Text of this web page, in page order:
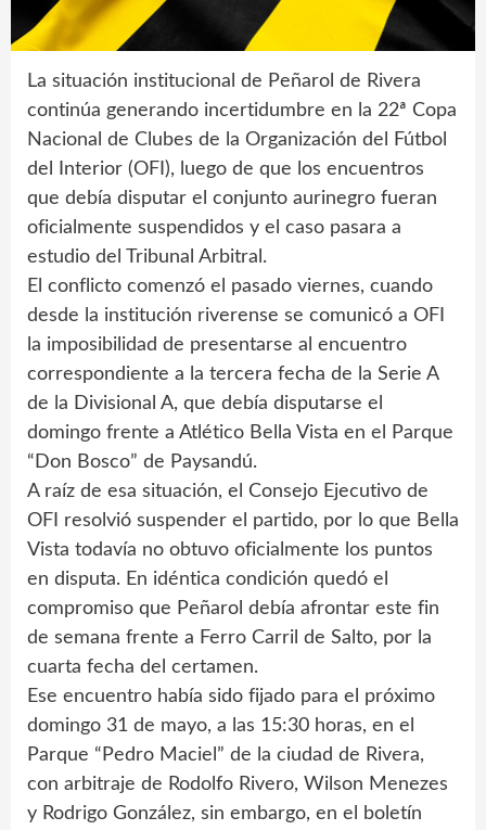
La situación institucional de Peñarol de Rivera
continúa generando incertidumbre en la 22ª Copa
Nacional de Clubes de la Organización del Fútbol
del Interior (OFI), luego de que los encuentros
que debía disputar el conjunto aurinegro fueran
oficialmente suspendidos y el caso pasara a
estudio del Tribunal Arbitral.
El conflicto comenzó el pasado viernes, cuando
desde la institución riverense se comunicó a OFI
la imposibilidad de presentarse al encuentro
correspondiente a la tercera fecha de la Serie A
de la Divisional A, que debía disputarse el
domingo frente a Atlético Bella Vista en el Parque
“Don Bosco” de Paysandú.
A raíz de esa situación, el Consejo Ejecutivo de
OFI resolvió suspender el partido, por lo que Bella
Vista todavía no obtuvo oficialmente los puntos
en disputa. En idéntica condición quedó el
compromiso que Peñarol debía afrontar este fin
de semana frente a Ferro Carril de Salto, por la
cuarta fecha del certamen.
Ese encuentro había sido fijado para el próximo
domingo 31 de mayo, a las 15:30 horas, en el
Parque “Pedro Maciel” de la ciudad de Rivera,
con arbitraje de Rodolfo Rivero, Wilson Menezes
y Rodrigo González, sin embargo, en el boletín